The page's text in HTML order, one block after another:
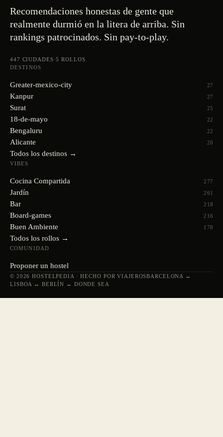
Recomendaciones honestas de gente que
realmente durmió en la litera de arriba. Sin
rankings patrocinados. Sin pay-to-play.
447 CIUDADES·5 ROLLOS
DESTINOS
Greater-mexico-city 27
Kanpur 27
Surat 25
18-de-mayo 22
Bengaluru 22
Alicante 20
Todos los destinos →
VIBES
Cocina Compartida 277
Jardín 261
Bar 218
Board-games 216
Buen Ambiente 178
Todos los rollos →
COMUNIDAD
Proponer un hostel
© 2026 HOSTELPEDIA · HECHO POR VIAJEROSBARCELONA ↔
LISBOA ↔ BERLÍN ↔ DONDE SEA